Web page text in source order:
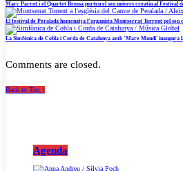
Marc Parrot i el Quartet Brossa porten el seu univers creatiu al Festival
El festival de Peralada homenatja l’organista Montserrat Torrent pel seu
La Simfònica de Cobla i Corda de Catalunya amb ‘Mare Mundi’ inaugura
Comments are closed.
Back to Top ↑
Agenda